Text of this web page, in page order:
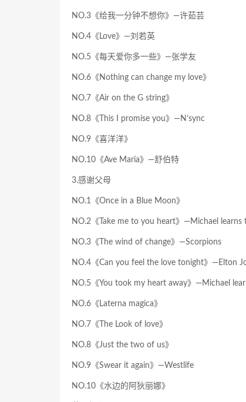
NO.3《给我一分钟不想你》—许茹芸
NO.4《Love》—刘若英
NO.5《每天爱你多一些》—张学友
NO.6《Nothing can change my love》
NO.7《Air on the G string》
NO.8《This I promise you》—N’sync
NO.9《喜洋洋》
NO.10《Ave Maria》—舒伯特
3.感谢父母
NO.1《Once in a Blue Moon》
NO.2《Take me to you heart》—Michael learns
NO.3《The wind of change》—Scorpions
NO.4《Can you feel the love tonight》—Elton
NO.5《You took my heart away》—Michael
NO.6《Laterna magica》
NO.7《The Look of love》
NO.8《Just the two of us》
NO.9《Swear it again》—Westlife
NO.10《水边的阿狄丽娜》